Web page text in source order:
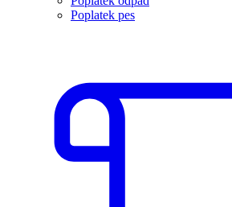
Poplatek pes